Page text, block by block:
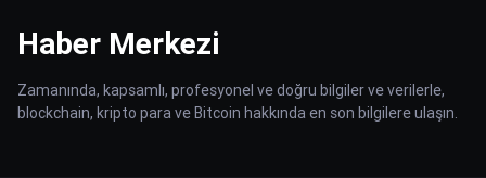
Haber Merkezi
Zamanında, kapsamlı, profesyonel ve doğru bilgiler ve verilerle,
blockchain, kripto para ve Bitcoin hakkında en son bilgilere ulaşın.